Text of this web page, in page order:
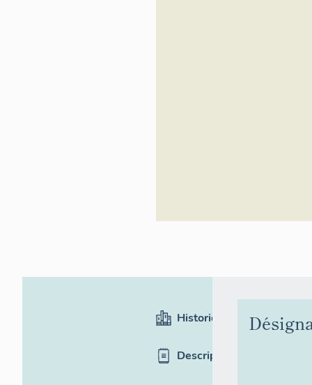
Historique
Description